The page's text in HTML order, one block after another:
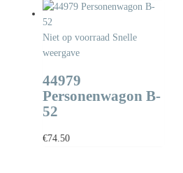
Niet op voorraad Snelle
weergave
44979
Personenwagon B-
52
€74.50